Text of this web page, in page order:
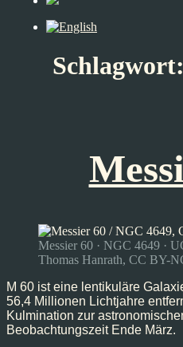
Schlagwort:
Messier 60 · NGC 4649 ·
Thomas Hanrath, CC BY-
M 60 ist eine lentikuläre
56,4 Millionen Lichtjahre
Kulmination zur
Beobachtungszeit Ende März.